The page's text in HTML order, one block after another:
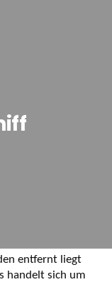
entfernt liegt
handelt sich um